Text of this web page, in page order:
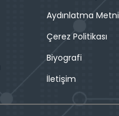
Aydınlatma Metni
Çerez Politikası
Biyografi
İletişim